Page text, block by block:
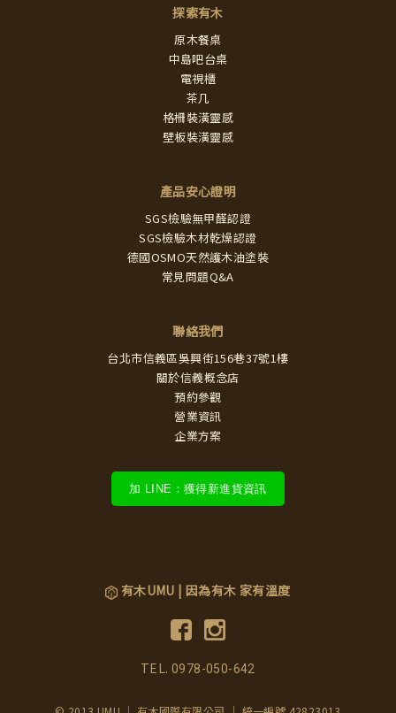
探索有木
原木餐桌
中島吧台桌
電視櫃
茶几
格柵裝潢靈感
壁板裝潢靈感
產品安心證明
SGS檢驗無甲醛認證
SGS檢驗木材乾燥認證
德國OSMO天然護木油塗裝
常見問題Q&A
聯絡我們
台北市信義區吳興街156巷37號1樓
關於信義概念店
預約參觀
營業資訊
企業方案
加 LINE：獲得新進貨資訊
有木UMU | 因為有木 家有溫度
TEL.0978-050-642